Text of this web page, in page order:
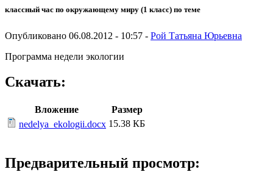
классный час по окружающему миру (1 класс) по теме
Опубликовано 06.08.2012 - 10:57 - Рой Татьяна Юрьевна
Программа недели экологии
Скачать:
Вложение
Размер
nedelya_ekologii.docx 15.38 КБ
Предварительный просмотр: